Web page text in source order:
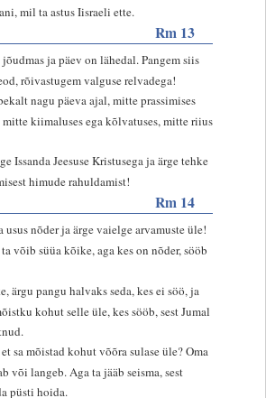
mil ta astus Iisraeli ette.
Rm 13
ja päev on lähedal. Pangem siis
rõivastugem valguse relvadega!
nagu päeva ajal, mitte prassimises
mitte kiimaluses ega kõlvatuses, mitte riius
Issanda Jeesuse Kristusega ja ärge tehke
himude rahuldamist!
Rm 14
usus nõder ja ärge vaielge arvamuste üle!
võib süüa kõike, aga kes on nõder, sööb
ärgu pangu halvaks seda, kes ei söö, ja
kohut selle üle, kes sööb, sest Jumal
sa mõistad kohut võõra sulase üle? Oma
või langeb. Aga ta jääb seisma, sest
püsti hoida.